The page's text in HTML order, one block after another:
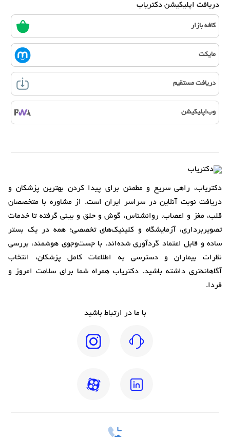
دریافت اپلیکیشن دکتریاب
کافه بازار
مایکت
دریافت مستقیم
وب‌اپلیکیشن
دکتریاب، راهی سریع و مطمئن برای پیدا کردن بهترین پزشکان و
دریافت نوبت آنلاین در سراسر ایران است. از مشاوره با متخصصان
قلب، مغز و اعصاب، روانشناس، گوش و حلق و بینی گرفته تا خدمات
تصویربرداری، آزمایشگاه و کلینیک‌های تخصصی؛ همه در یک بستر
ساده و قابل اعتماد گردآوری شده‌اند. با جست‌وجوی هوشمند، بررسی
نظرات بیماران و دسترسی به اطلاعات کامل پزشکان، انتخاب
آگاهانه‌تری داشته باشید. دکتریاب همراه شما برای سلامت امروز و
فردا.
با ما در ارتباط باشید